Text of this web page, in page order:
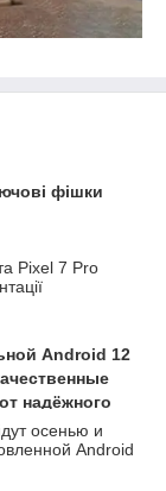
фішки
Pixel 7 Pro
Android 12
надёжного
осенью и
Android